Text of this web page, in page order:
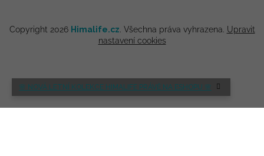
🌸 NOVÁ LETNÍ KOLEKCE HIMALIFE PRÁVĚ NA ESHOPU 🌸
Copyright 2026 Himalife.cz. Všechna práva vyhrazena. Upravit
nastavení cookies